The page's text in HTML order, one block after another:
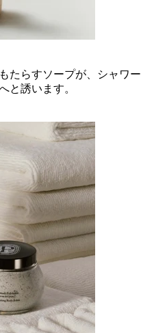
たらすソープが、シャワー
と誘います。